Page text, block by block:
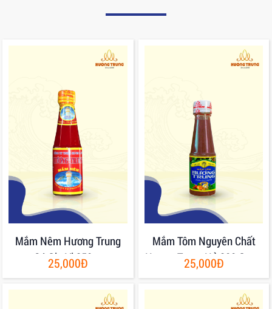
Mắm Nêm Hương Trung
Có Gia Vị 250gr
25,000Đ
Mắm Tôm Nguyên Chất
Hương Trung Hủ 200 Gram
25,000Đ